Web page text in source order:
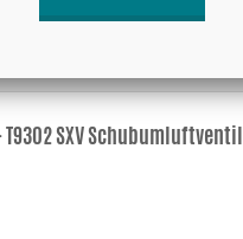
T9302 SXV Schubumluftventil